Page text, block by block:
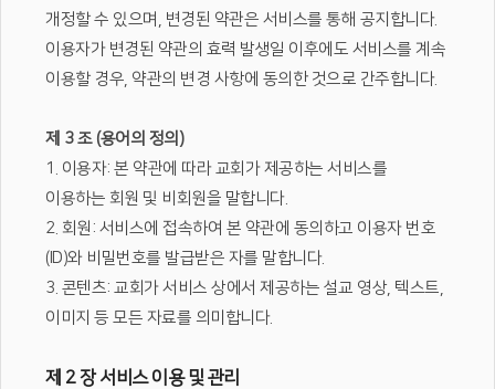
개정할 수 있으며, 변경된 약관은 서비스를 통해 공지합니다.
이용자가 변경된 약관의 효력 발생일 이후에도 서비스를 계속
이용할 경우, 약관의 변경 사항에 동의한 것으로 간주합니다.
제 3 조 (용어의 정의)
1. 이용자: 본 약관에 따라 교회가 제공하는 서비스를
이용하는 회원 및 비회원을 말합니다.
2. 회원: 서비스에 접속하여 본 약관에 동의하고 이용자 번호
(ID)와 비밀번호를 발급받은 자를 말합니다.
3. 콘텐츠: 교회가 서비스 상에서 제공하는 설교 영상, 텍스트,
이미지 등 모든 자료를 의미합니다.
제 2 장 서비스 이용 및 관리